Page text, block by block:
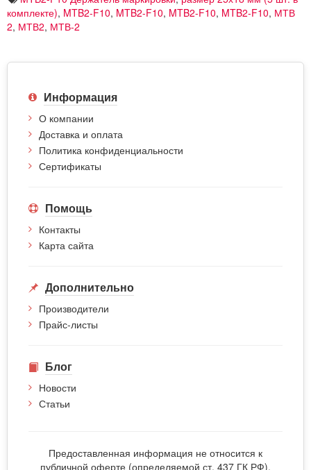
комплекте), MTB2-F10, MTB2-F10, MTB2-F10, MTB2-F10, МТВ
2, МТВ2, МТВ-2
Информация
О компании
Доставка и оплата
Политика конфиденциальности
Сертификаты
Помощь
Контакты
Карта сайта
Дополнительно
Производители
Прайс-листы
Блог
Новости
Статьи
Предоставленная информация не относится к
публичной оферте (определяемой ст. 437 ГК РФ).